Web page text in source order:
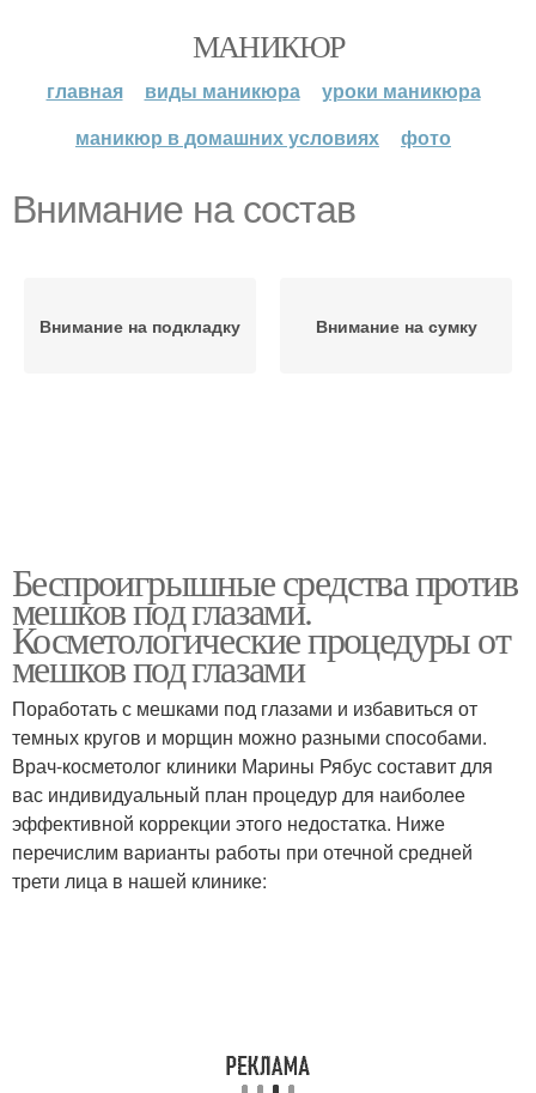
МАНИКЮР
главная виды маникюра
уроки маникюра
маникюр в домашних условиях
фото
Внимание на состав
Внимание на подкладку Внимание на сумку
Беспроигрышные средства против
мешков под глазами.
Косметологические процедуры от
мешков под глазами
Поработать с мешками под глазами и избавиться от
темных кругов и морщин можно разными способами.
Врач-косметолог клиники Марины Рябус составит для
вас индивидуальный план процедур для наиболее
эффективной коррекции этого недостатка. Ниже
перечислим варианты работы при отечной средней
трети лица в нашей клинике: